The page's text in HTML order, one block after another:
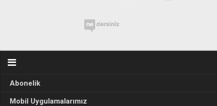
Abonelik
Mobil Uygulamalarımız